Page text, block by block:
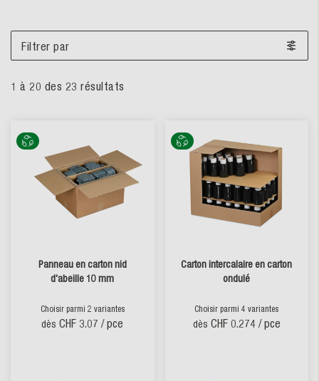
1 à 20 des 23 résultats
Panneau en carton nid
d'abeille 10 mm
Choisir parmi 2 variantes
dès CHF 3.07 / pce
Carton intercalaire en carton
ondulé
Choisir parmi 4 variantes
dès CHF 0.274 / pce
Filtrer par